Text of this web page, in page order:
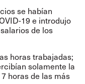
se habían
19 e introdujo
de los
horas trabajadas;
solamente la
horas de las más